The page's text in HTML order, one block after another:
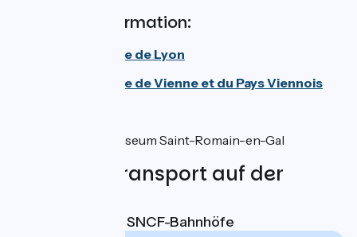
Tourismusinformation:
Office de tourisme de Lyon
Office de tourisme deVienne et du Pays Viennois
Nebenstelle am Museum Saint-Romain-en-Gal
Züge und Transport auf der
Nächstgelegene SNCF-Bahnhöfe